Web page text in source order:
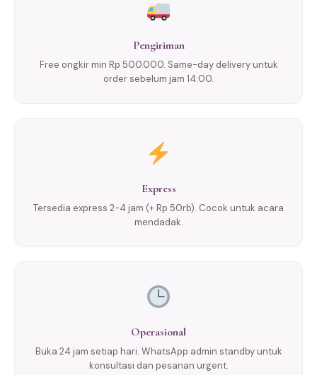
Pengiriman
Free ongkir min Rp 500.000. Same-day delivery untuk
order sebelum jam 14:00.
Express
Tersedia express 2-4 jam (+ Rp 50rb). Cocok untuk acara
mendadak.
Operasional
Buka 24 jam setiap hari. WhatsApp admin standby untuk
konsultasi dan pesanan urgent.